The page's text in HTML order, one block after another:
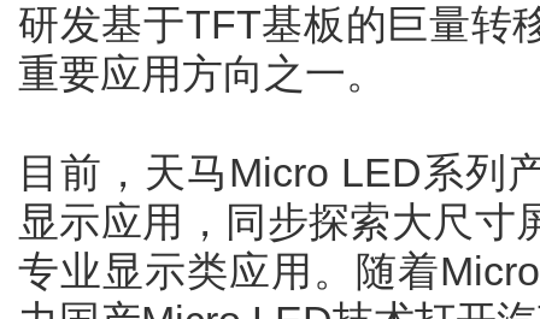
研发基于TFT基板的巨量转
重要应用方向之一。
目前，天马Micro LED系列
显示应用，同步探索大尺寸
专业显示类应用。随着